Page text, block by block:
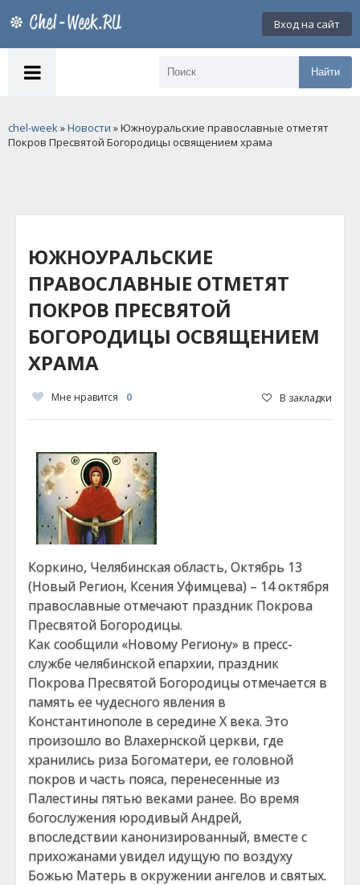
Вход на сайт
Найти
chel-week»Новости » Южноуральские православные отметят
Покров Пресвятой Богородицы освящением храма
ЮЖНОУРАЛЬСКИЕ
ПРАВОСЛАВНЫЕ ОТМЕТЯТ
ПОКРОВ ПРЕСВЯТОЙ
БОГОРОДИЦЫ ОСВЯЩЕНИЕМ
ХРАМА
Мне нравится 0 В закладки
Коркино, Челябинская область, Октябрь 13
(Новый Регион, Ксения Уфимцева) – 14 октября
православные отмечают праздник Покрова
Пресвятой Богородицы.
Как сообщили «Новому Региону» в пресс-
службе челябинской епархии, праздник
Покрова Пресвятой Богородицы отмечается в
память ее чудесного явления в
Константинополе в середине Х века. Это
произошло во Влахернской церкви, где
хранились риза Богоматери, ее головной
покров и часть пояса, перенесенные из
Палестины пятью веками ранее. Во время
богослужения юродивый Андрей,
впоследствии канонизированный, вместе с
прихожанами увидел идущую по воздуху
Божью Матерь в окружении ангелов и святых.